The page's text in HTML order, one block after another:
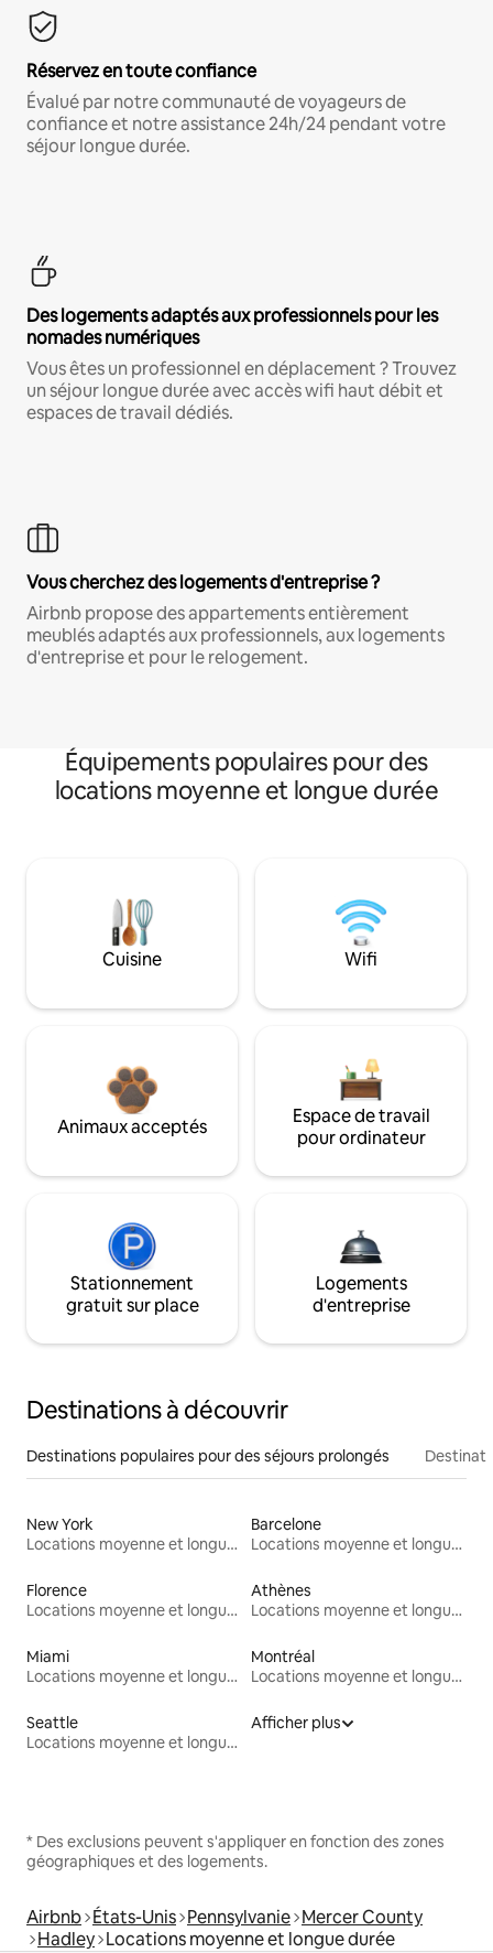
Réservez en toute confiance
Évalué par notre communauté de voyageurs de
confiance et notre assistance 24h/24 pendant votre
séjour longue durée.
Des logements adaptés aux professionnels pour les
nomades numériques
Vous êtes un professionnel en déplacement ? Trouvez
un séjour longue durée avec accès wifi haut débit et
espaces de travail dédiés.
Vous cherchez des logements d'entreprise ?
Airbnb propose des appartements entièrement
meublés adaptés aux professionnels, aux logements
d'entreprise et pour le relogement.
Équipements populaires pour des
locations moyenne et longue durée
Cuisine Wifi
Animaux acceptés
Espace de travail
pour ordinateur
Stationnement
gratuit sur place
Logements
d'entreprise
Destinations à découvrir
Destinations populaires pour des séjours prolongés
New York
Locations moyenne et longue durée
Barcelone
Locations moyenne et longue durée
Florence
Locations moyenne et longue durée
Athènes
Locations moyenne et longue durée
Miami
Locations moyenne et longue durée
Montréal
Locations moyenne et longue durée
Seattle
Locations moyenne et longue durée
Afficher plus
* Des exclusions peuvent s'appliquer en fonction des zones
géographiques et des logements.
Airbnb États-Unis Pennsylvanie Mercer County
Hadley Locations moyenne et longue durée